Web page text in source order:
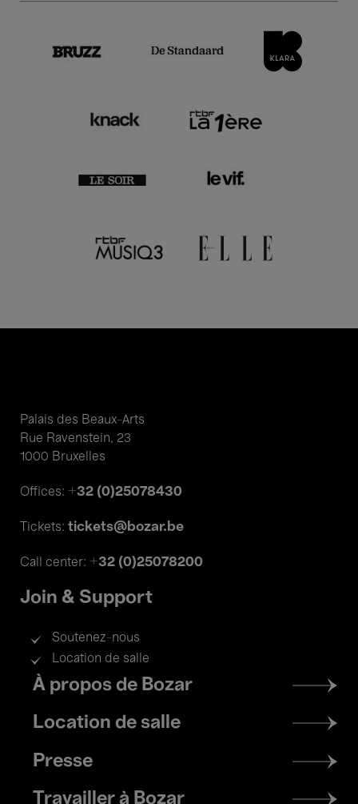
Palais des Beaux-Arts
Rue Ravenstein, 23
1000 Bruxelles
Offices: +32 (0)25078430
Tickets: tickets@bozar.be
Call center: +32 (0)25078200
Join & Support
Soutenez-nous
Location de salle
Footer
menu
À propos de Bozar
Location de salle
Presse
Travailler à Bozar